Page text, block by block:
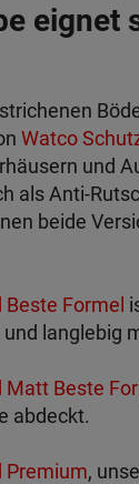
Watco
und
als Anti-
beide
Formel
langlebig
Beste
abdeckt.
Premium,